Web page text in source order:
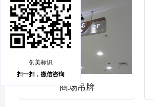
商场吊牌
创美标识
扫一扫，微信咨询